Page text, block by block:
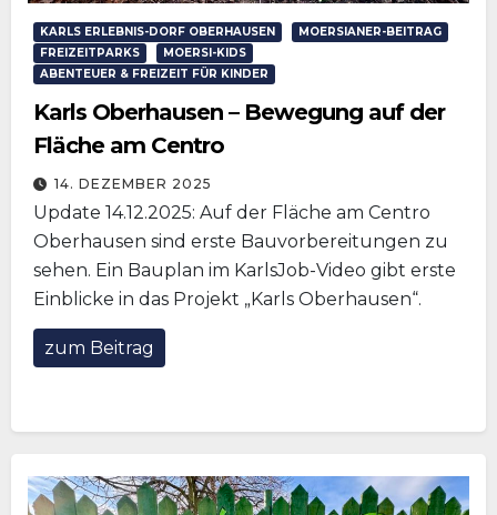
KARLS ERLEBNIS-DORF OBERHAUSEN
MOERSIANER-BEITRAG
FREIZEITPARKS
MOERSI-KIDS
ABENTEUER & FREIZEIT FÜR KINDER
Karls Oberhausen – Bewegung auf der
Fläche am Centro
14. DEZEMBER 2025
Update 14.12.2025: Auf der Fläche am Centro
Oberhausen sind erste Bauvorbereitungen zu
sehen. Ein Bauplan im KarlsJob-Video gibt erste
Einblicke in das Projekt „Karls Oberhausen“.
zum Beitrag